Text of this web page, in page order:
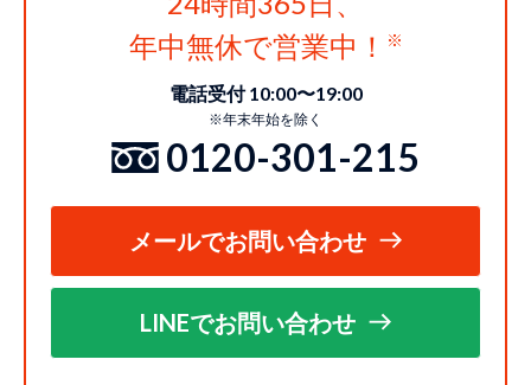
年中無休で営業中！
電話受付 10:00〜19:00
※年末年始を除く
0120-301-215
メールでお問い合わせ
LINEでお問い合わせ